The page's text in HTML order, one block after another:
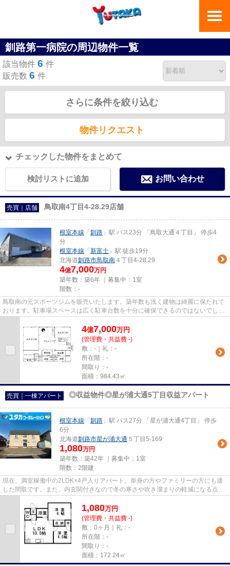
釧路第一病院の周辺物件一覧
該当物件 6 件
販売数 6 件
さらに条件を絞り込む
物件リクエスト
チェックした物件をまとめて
検討リストに追加 お問い合わせ
売買｜店舗 鳥取南4丁目4-28.29店舗
根室本線 「 釧路 」駅 バス23分 「鳥取大通４丁目」 停歩4
分
根室本線 「 新富士 」駅 徒歩19分
北海道釧路市鳥取南 ４丁目4-28.29
4億7,000万円
築年数：築6年 ｜募集中： 1室
階数：-
鳥取南の元スポーツジムを販売いたします。築年数も浅く建物は綺麗に保たれて
おります。駐車場スペースは広く駐車台数を十分に確保できるのではないでしょ
4億7,000万円
(管理費・共益費 -)
敷：-｜礼：-
所在階：-
間取り：-
面積：984.43㎡
売買｜一棟アパート ◎収益物件◎星が浦大通5丁目収益アパート
根室本線 「 釧路 」駅 バス27分 「星が浦大通4丁目」 停歩
6分
北海道釧路市星が浦大通 ５丁目5-169
1,080万円
築年数：築42年 ｜募集中： 1室
階数：2階建
現在、満室稼働中の2LDK×4戸入りアパート。単身の方やファミリーの方にも適
した間取です。また、内玄関付きなので冬の寒さや吹き溜まりの軽減になる点も
1,080万円
(管理費・共益費 -)
敷：0ヶ月｜礼：-
所在階：-
間取り：-
面積：172.24㎡